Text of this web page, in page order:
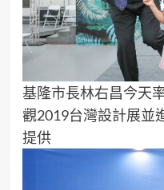
基隆市長林右昌今天
觀2019台灣設計展並
提供